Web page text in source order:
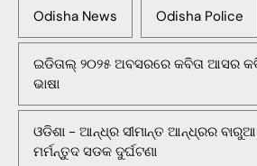
Odisha News Odisha Police
ଇଡିତାଲ୍ ୨୦୨୫ ଅବସରରେ କବିତା ଆସର
ଭାଷା
ଓଡିଶା - ଆନ୍ଧ୍ର ସୀମାନ୍ତ ଆନ୍ଧ୍ରର
ମର୍ମନ୍ତୁଦ ସଡକ ଦୁର୍ଘଟଣା